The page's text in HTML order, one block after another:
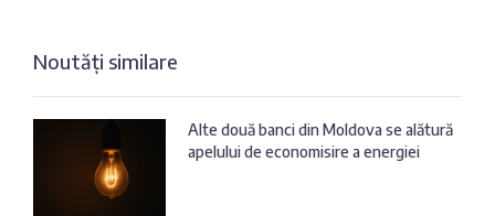
Noutăți similare
Alte două banci din Moldova se alătură
apelului de economisire a energiei